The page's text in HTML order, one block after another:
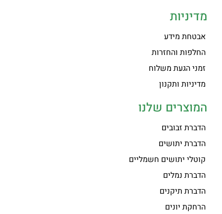
מדיניות
אבטחת מידע
החלפות והחזרות
זמני הגעת משלוח
מדיניות ותקנון
המוצרים שלנו
הדברת זבובים
הדברת יתושים
קוטלי יתושים חשמליים
הדברת נמלים
הדברת תיקנים
הרחקת יונים